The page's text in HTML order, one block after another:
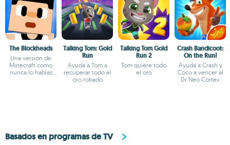
The Blockheads
Una versión de
Minecraft como
nunca lo habías
Talking Tom: Gold
Run
Ayuda a Tom a
recuperar todo el
oro robado
Talking Tom Gold
Run 2
Tom quiere todo
el oro
Crash Bandicoot:
On the Run!
Ayuda a Crash y
Coco a vencer al
Dr Neo Cortex
Basados en programas de TV